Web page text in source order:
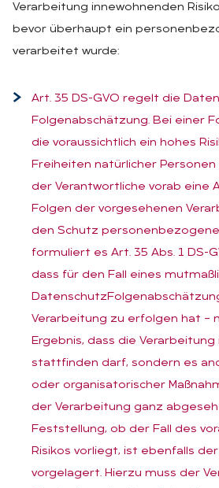
Verarbeitung innewohnenden
bevor überhaupt ein
verarbeitet wurde:
Art. 35 DS-GVO regelt die
Folgenabschätzung. Bei einer
die voraussichtlich ein hohes
Freiheiten natürlicher
der Verantwortliche vorab eine
Folgen der vorgesehenen
den Schutz
formuliert es Art. 35 Abs. 1 DS-
dass für den Fall eines
Verarbeitung zu erfolgen hat –
Ergebnis, dass die
stattfinden darf, sondern es
oder organisatorischer
der Verarbeitung ganz
Feststellung, ob der Fall des
Risikos vorliegt, ist ebenfalls
vorgelagert. Hierzu muss der